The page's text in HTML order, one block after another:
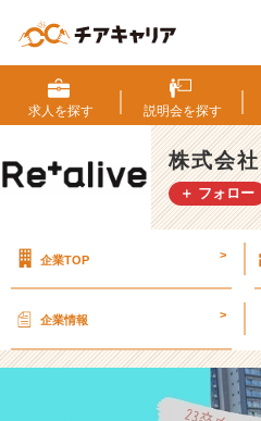
入
社
員
イ
ン
タ
_
卒
式
求人を探す 説明会を探す
株式会
＋ フォロー
企業TOP >
企業情報 >